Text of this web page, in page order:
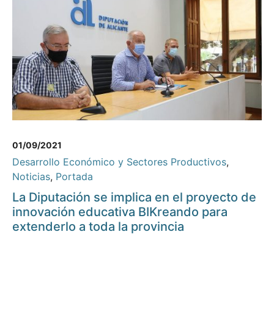
01/09/2021
Desarrollo Económico y Sectores Productivos,
Noticias, Portada
La Diputación se implica en el proyecto de
innovación educativa BIKreando para
extenderlo a toda la provincia